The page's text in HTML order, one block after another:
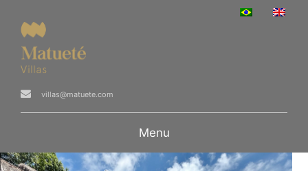
villas@matuete.com
Menu